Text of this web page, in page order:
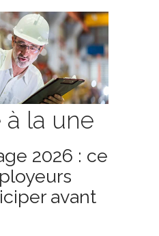
la une
2026 : ce
avant